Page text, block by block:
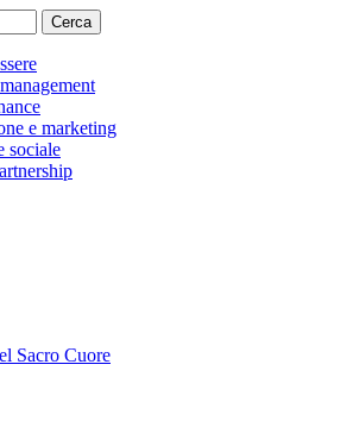
Cerca
e marketing
sociale